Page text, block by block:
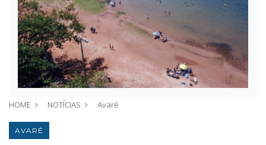
HOME NOTÍCIAS Avaré
AVARÉ